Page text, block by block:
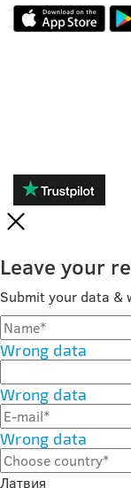
Leave your
Submit your data &
Wrong data
Wrong data
Wrong data
Латвия